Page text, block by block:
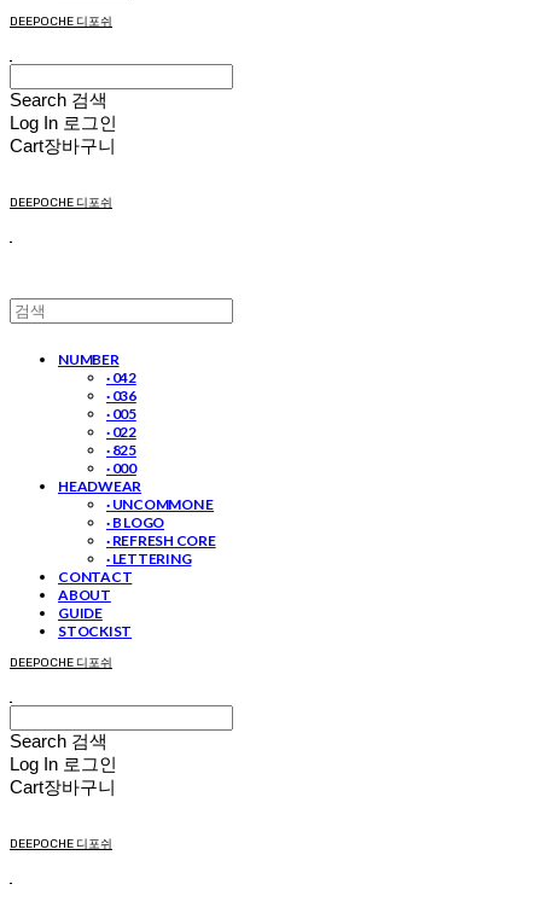
DEEPOCHE 디포쉬
Search 검색
Log In 로그인
Cart장바구니
DEEPOCHE 디포쉬
NUMBER
· 042
· 036
· 005
· 022
· 825
· 000
HEADWEAR
· UNCOMMON E
· B LOGO
· REFRESH CORE
· LETTERING
CONTACT
ABOUT
GUIDE
STOCKIST
DEEPOCHE 디포쉬
Search 검색
Log In 로그인
Cart장바구니
DEEPOCHE 디포쉬